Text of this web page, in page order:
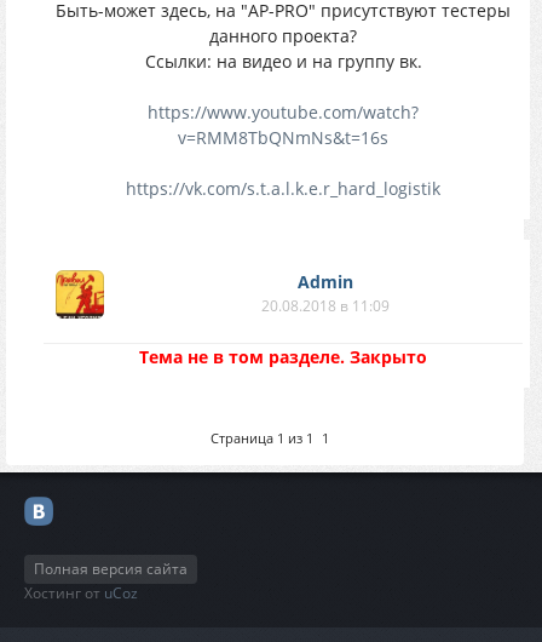
Быть-может здесь, на "AP-PRO" присутствуют тестеры
данного проекта?
Ссылки: на видео и на группу вк.
https://www.youtube.com/watch?
v=RMM8TbQNmNs&t=16s
https://vk.com/s.t.a.l.k.e.r_hard_logistik
Аdmin
20.08.2018 в 11:09
Тема не в том разделе. Закрыто
Страница 1 из 1 1
Полная версия сайта
Хостинг от uCoz